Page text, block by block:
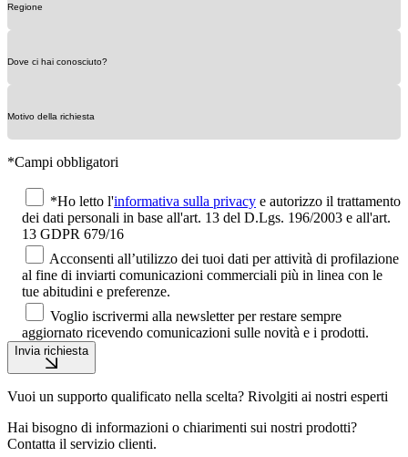
*Campi obbligatori
*Ho letto l'informativa sulla privacy e autorizzo il trattamento
dei dati personali in base all'art. 13 del D.Lgs. 196/2003 e all'art.
13 GDPR 679/16
Acconsenti all’utilizzo dei tuoi dati per attività di profilazione
al fine di inviarti comunicazioni commerciali più in linea con le
tue abitudini e preferenze.
Voglio iscrivermi alla newsletter per restare sempre
aggiornato ricevendo comunicazioni sulle novità e i prodotti.
Invia richiesta
Vuoi un supporto qualificato nella scelta? Rivolgiti ai nostri esperti
Hai bisogno di informazioni o chiarimenti sui nostri prodotti?
Contatta il servizio clienti.